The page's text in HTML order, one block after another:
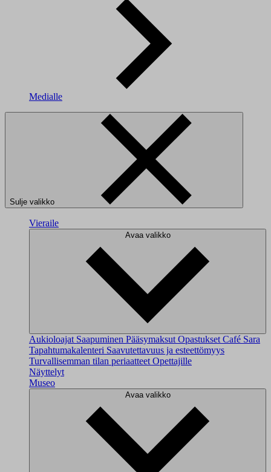
Medialle
Sulje valikko
Vieraile
Avaa valikko
Aukioloajat Saapuminen Pääsymaksut Opastukset Café Sara
Tapahtumakalenteri Saavutettavuus ja esteettömyys
Turvallisemman tilan periaatteet Opettajille
Näyttelyt
Museo
Avaa valikko